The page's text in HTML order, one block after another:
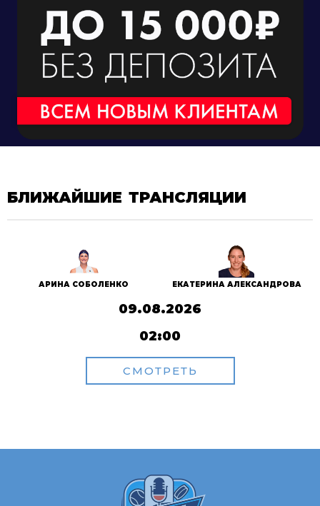
БЛИЖАЙШИЕ ТРАНСЛЯЦИИ
АРИНА СОБОЛЕНКО ЕКАТЕРИНА АЛЕКСАНДРОВА
09.08.2026
02:00
СМОТРЕТЬ